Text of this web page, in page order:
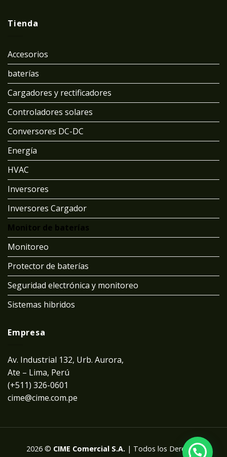
Tienda
Accesorios
baterías
Cargadores y rectificadores
Controladores solares
Conversores DC-DC
Energía
HVAC
Inversores
Inversores Cargador
Monitor de baterías
Monitoreo
Protector de baterías
Seguridad electrónica y monitoreo
Sistemas hibridos
Empresa
Av. Industrial 132, Urb. Aurora,
Ate – Lima, Perú
(+511) 326-0601
cime@cime.com.pe
2026 © CIME Comercial S.A. | Todos los Derechos